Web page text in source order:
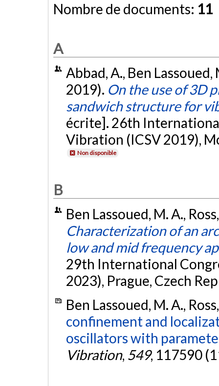
Nombre de documents: 11
A
Abbad, A., Ben
2019). On the use of 3D
sandwich structure for
écrite]. 26th
Vibration (ICSV 2019),
Non disponible
B
Ben Lassoued, M. A.,
Characterization of an
low and mid frequency
29th International
2023), Prague, Czech
Ben Lassoued, M. A.,
confinement and
oscillators with
Vibration, 549, 117590